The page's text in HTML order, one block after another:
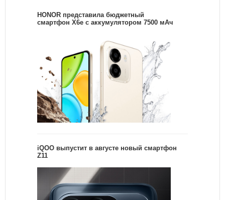
HONOR представила бюджетный
смартфон X6e с аккумулятором 7500 мАч
iQOO выпустит в августе новый смартфон
Z11